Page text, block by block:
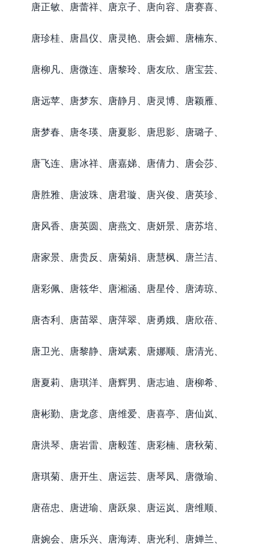
唐正敏、唐蕾祥、唐京子、唐向容、唐赛喜、
唐珍桂、唐昌仪、唐灵艳、唐会媚、唐楠东、
唐柳凡、唐微连、唐黎玲、唐友欣、唐宝芸、
唐远苹、唐梦东、唐静月、唐灵博、唐颖雁、
唐梦春、唐冬瑛、唐夏影、唐思影、唐璐子、
唐飞连、唐冰祥、唐嘉娣、唐倩力、唐会莎、
唐胜雅、唐波珠、唐君璇、唐兴俊、唐英珍、
唐风香、唐英圆、唐燕文、唐妍景、唐苏培、
唐家景、唐贵反、唐菊娟、唐慧枫、唐兰洁、
唐彩佩、唐筱华、唐湘涵、唐星伶、唐涛琼、
唐杏利、唐苗翠、唐萍翠、唐勇娥、唐欣蓓、
唐卫光、唐黎静、唐斌素、唐娜顺、唐清光、
唐夏莉、唐琪洋、唐辉男、唐志迪、唐柳希、
唐彬勤、唐龙彦、唐维爱、唐喜亭、唐仙岚、
唐洪琴、唐岩雷、唐毅莲、唐彩楠、唐秋菊、
唐琪菊、唐开生、唐运芸、唐琴凤、唐微瑜、
唐蓓忠、唐进瑜、唐跃泉、唐运岚、唐维顺、
唐婉会、唐乐兴、唐海涛、唐光利、唐婵兰、